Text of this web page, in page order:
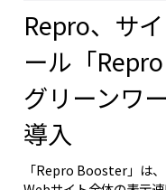
Repro、サ
ール「
グリーンワ
導入
「Repro Booster」は